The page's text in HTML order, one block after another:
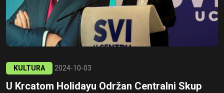
KULTURA 2024-10-03
U Krcatom Holidayu Održan Centralni Skup